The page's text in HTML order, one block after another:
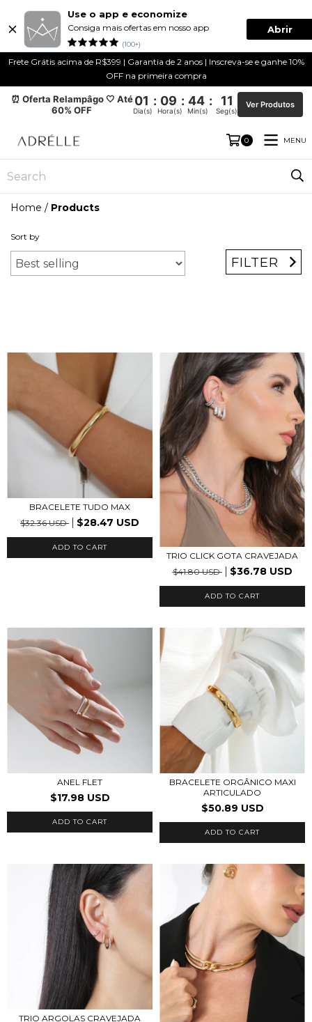
Use o app e economize
Consiga mais ofertas em nosso app
(100+)
Abrir
Frete Grátis acima de R$399 | Garantia de 2 anos | Inscreva-se e ganhe 10%
OFF na primeira compra
⏰ Oferta Relampâgo 🤍 Até
60% OFF
01 : 09 : 44 : 11
Dia(s) Hora(s) Min(s) Seg(s)
Ver Produtos
0 MENU
Home / Products
Sort by
FILTER
BRACELETE TUDO MAX
$32.36 USD
$28.47 USD
ADD TO CART
TRIO CLICK GOTA CRAVEJADA
$41.80 USD
$36.78 USD
ADD TO CART
ANEL FLET
$17.98 USD
ADD TO CART
BRACELETE ORGÂNICO MAXI
ARTICULADO
$50.89 USD
ADD TO CART
TRIO ARGOLAS CRAVEJADA